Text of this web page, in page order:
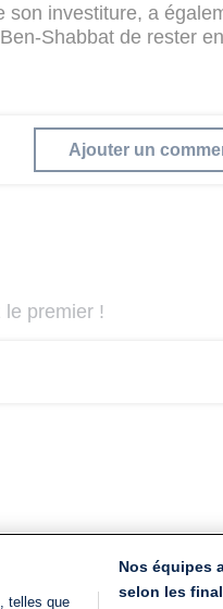
investiture, a
Shabbat de rester
Ajouter un
le premier !
telles que
Nos équipes
selon les